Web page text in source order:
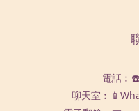
電話
聊天室